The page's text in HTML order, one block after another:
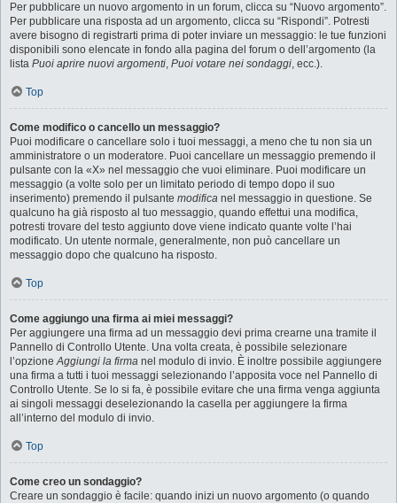
Per pubblicare un nuovo argomento in un forum, clicca su “Nuovo argomento”.
Per pubblicare una risposta ad un argomento, clicca su “Rispondi”. Potresti
avere bisogno di registrarti prima di poter inviare un messaggio: le tue funzioni
disponibili sono elencate in fondo alla pagina del forum o dell’argomento (la
lista Puoi aprire nuovi argomenti, Puoi votare nei sondaggi, ecc.).
Top
Come modifico o cancello un messaggio?
Puoi modificare o cancellare solo i tuoi messaggi, a meno che tu non sia un
amministratore o un moderatore. Puoi cancellare un messaggio premendo il
pulsante con la «X» nel messaggio che vuoi eliminare. Puoi modificare un
messaggio (a volte solo per un limitato periodo di tempo dopo il suo
inserimento) premendo il pulsante modifica nel messaggio in questione. Se
qualcuno ha già risposto al tuo messaggio, quando effettui una modifica,
potresti trovare del testo aggiunto dove viene indicato quante volte l’hai
modificato. Un utente normale, generalmente, non può cancellare un
messaggio dopo che qualcuno ha risposto.
Top
Come aggiungo una firma ai miei messaggi?
Per aggiungere una firma ad un messaggio devi prima crearne una tramite il
Pannello di Controllo Utente. Una volta creata, è possibile selezionare
l’opzioneAggiungi la firma nel modulo di invio. È inoltre possibile aggiungere
una firma a tutti i tuoi messaggi selezionando l’apposita voce nel Pannello di
Controllo Utente. Se lo si fa, è possibile evitare che una firma venga aggiunta
ai singoli messaggi deselezionando la casella per aggiungere la firma
all’interno del modulo di invio.
Top
Come creo un sondaggio?
Creare un sondaggio è facile: quando inizi un nuovo argomento (o quando